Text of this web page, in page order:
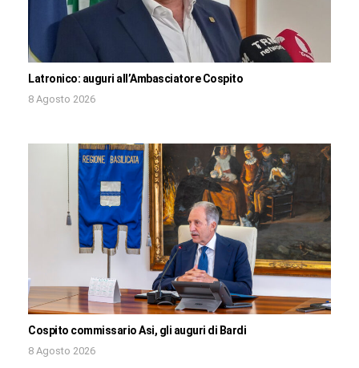
Latronico: auguri all’Ambasciatore Cospito
8 Agosto 2026
Cospito commissario Asi, gli auguri di Bardi
8 Agosto 2026